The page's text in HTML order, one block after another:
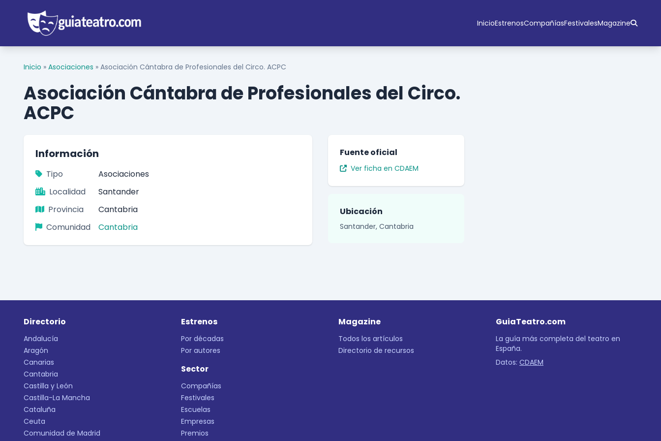
InicioEstrenosCompañíasFestivalesMagazine
Inicio » Asociaciones » Asociación Cántabra de Profesionales del Circo. ACPC
Asociación Cántabra de Profesionales del Circo.
ACPC
Información
Tipo
Asociaciones
Localidad
Santander
Provincia
Cantabria
Comunidad
Cantabria
Fuente oficial
Ver ficha en CDAEM
Ubicación
Santander, Cantabria
Directorio
Andalucía
Aragón
Canarias
Cantabria
Castilla y León
Castilla-La Mancha
Cataluña
Ceuta
Comunidad de Madrid
Estrenos
Por décadas
Por autores
Sector
Compañías
Festivales
Escuelas
Empresas
Premios
Magazine
Todos los artículos
Directorio de recursos
GuiaTeatro.com
La guía más completa del teatro en
España.
Datos: CDAEM